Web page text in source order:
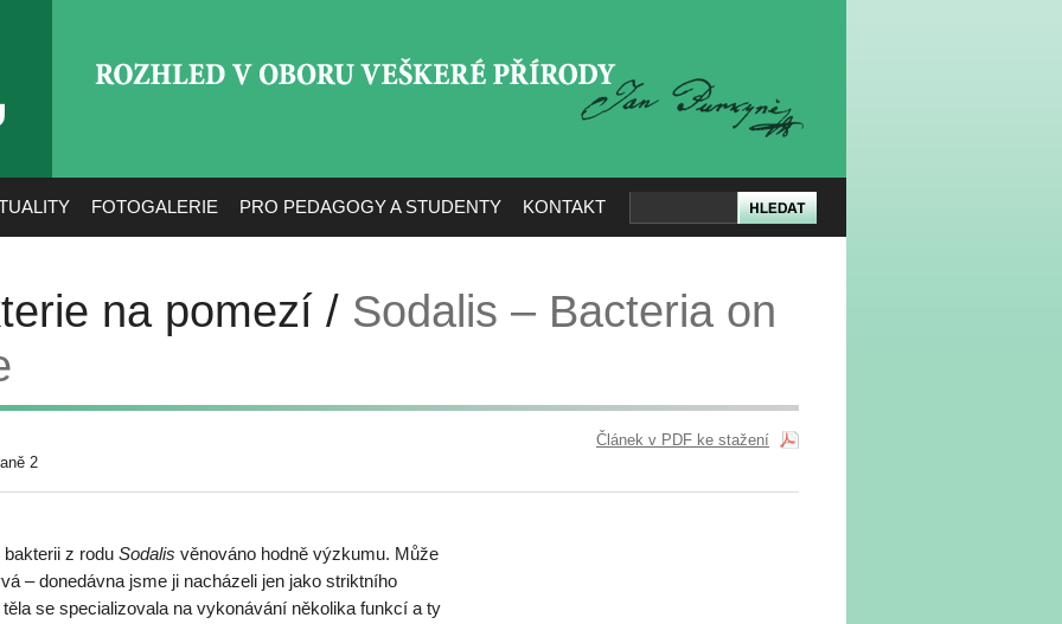
FOTOGALERIE PRO PEDAGOGY A STUDENTY KONTAKT
na pomezí / Sodalis – Bacteria on
2
Článek v PDF ke stažení
z rodu Sodalis věnováno hodně výzkumu. Může
– donedávna jsme ji nacházeli jen jako striktního
se specializovala na vykonávání několika funkcí a ty